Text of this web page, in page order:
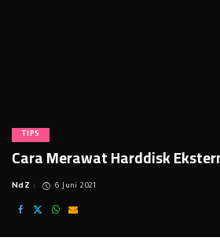
TIPS
Cara Merawat Harddisk
Posted
NdZ 6 Juni 2021